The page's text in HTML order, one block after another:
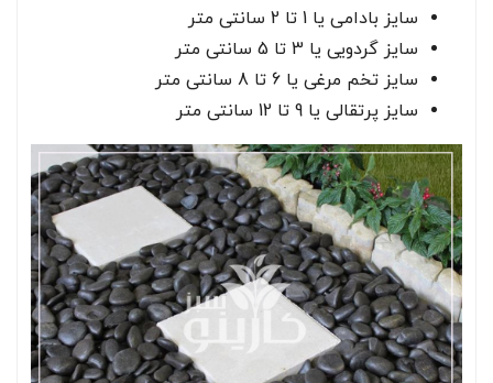
سایز بادامی یا 1 تا 2 سانتی متر
سایز گردویی یا 3 تا 5 سانتی متر
سایز تخم مرغی یا 6 تا 8 سانتی متر
سایز پرتقالی یا 9 تا 12 سانتی متر